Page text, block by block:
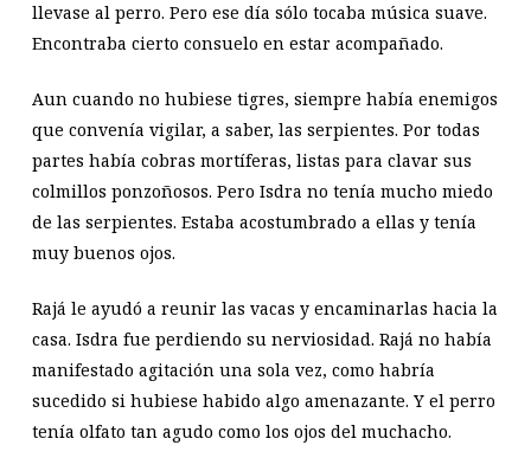
llevase al perro. Pero ese día sólo tocaba música suave.
Encontraba cierto consuelo en estar acompañado.
Aun cuando no hubiese tigres, siempre había enemigos
que convenía vigilar, a saber, las serpientes. Por todas
partes había cobras mortíferas, listas para clavar sus
colmillos ponzoñosos. Pero Isdra no tenía mucho miedo
de las serpientes. Estaba acostumbrado a ellas y tenía
muy buenos ojos.
Rajá le ayudó a reunir las vacas y encaminarlas hacia la
casa. Isdra fue perdiendo su nerviosidad. Rajá no había
manifestado agitación una sola vez, como habría
sucedido si hubiese habido algo amenazante. Y el perro
tenía olfato tan agudo como los ojos del muchacho.